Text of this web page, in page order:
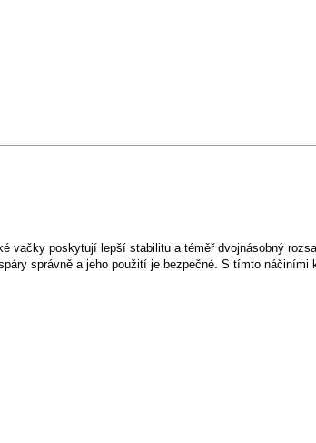
vačky poskytují lepší stabilitu a téměř dvojnásobný
správně a jeho použití je bezpečné. S tímto